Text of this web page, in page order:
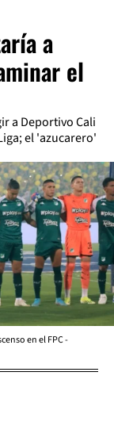
a
el
a Deportivo Cali
el 'azucarero'
en el FPC -